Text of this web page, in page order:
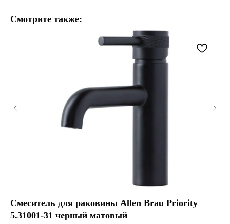
Смотрите также:
Смеситель для раковины Allen Brau Priority
5.31001-31 черный матовый